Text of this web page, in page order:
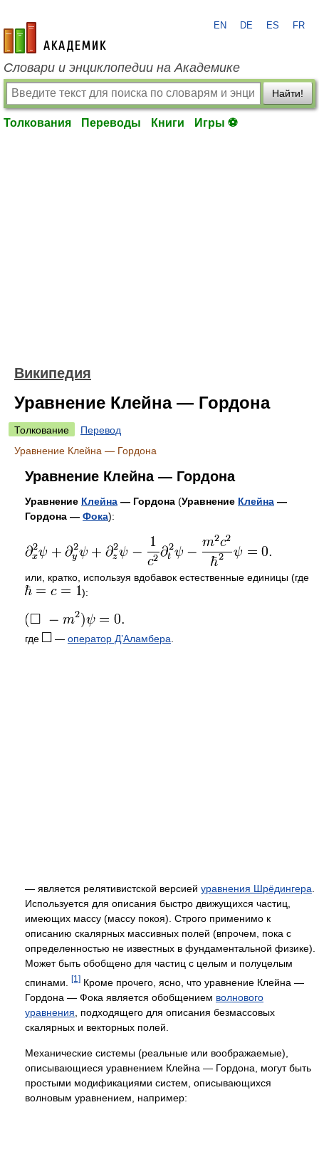
academic.ru
EN DE ES FR
Словари и энциклопедии на Академике
Найти!
Толкования Переводы Книги Игры ⚽
Википедия
Уравнение Клейна — Гордона
Толкование
Перевод
Уравнение Клейна — Гордона
Уравнение Клейна — Гордона
Уравнение Клейна — Гордона (Уравнение Клейна —
Гордона — Фока):
или, кратко, используя вдобавок естественные единицы (где
):
где — оператор Д’Аламбера
— является релятивистской версией уравнения Шрёдингера
Используется для описания быстро движущихся частиц,
имеющих массу (массу покоя). Строго применимо к
описанию скалярных массивных полей (впрочем, пока с
определенностью не известных в фундаментальной физике).
Может быть обобщено для частиц с целым и полуцелым
спинами.
[1] Кроме прочего, ясно, что уравнение Клейна —
Гордона — Фока является обобщением волнового
уравнения , подходящего для описания безмассовых
скалярных и векторных полей.
Механические системы (реальные или воображаемые),
описывающиеся уравнением Клейна — Гордона, могут быть
простыми модификациями систем, описывающихся
волновым уравнением, например: